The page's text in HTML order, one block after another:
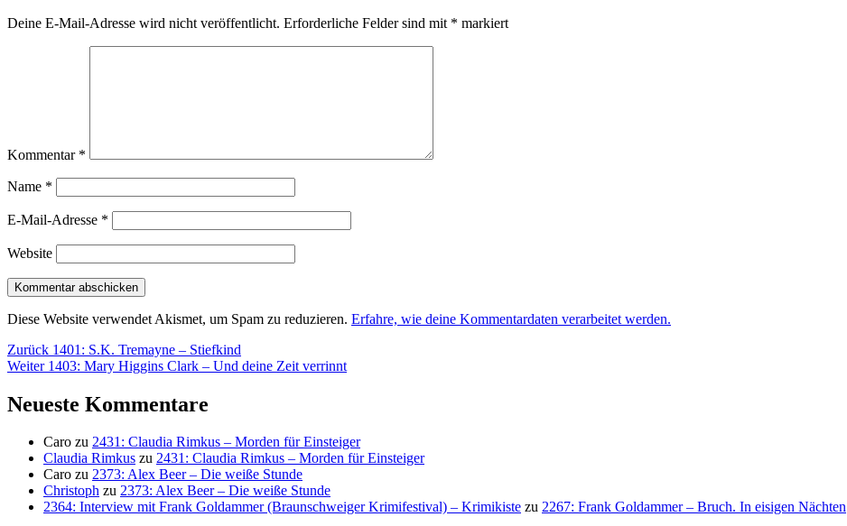
Deine E-Mail-Adresse wird nicht veröffentlicht. Erforderliche Felder sind mit * markiert
Kommentar *
Name *
E-Mail-Adresse *
Website
Diese Website verwendet Akismet, um Spam zu reduzieren. Erfahre, wie deine Kommentardaten verarbeitet werden.
Beitragsnavigation
Zurück Vorheriger
Beitrag:
1401: S.K. Tremayne – Stiefkind
Weiter Nächster
1403: Mary Higgins Clark – Und deine Zeit verrinnt
Neueste Kommentare
Caro zu 2431: Claudia Rimkus – Morden für Einsteiger
Claudia Rimkus zu 2431: Claudia Rimkus – Morden für Einsteiger
Caro zu 2373: Alex Beer – Die weiße Stunde
Christoph zu 2373: Alex Beer – Die weiße Stunde
2364: Interview mit Frank Goldammer (Braunschweiger Krimifestival) – Krimikiste zu 2267: Frank Goldammer – Bruch. In eisigen Nächten